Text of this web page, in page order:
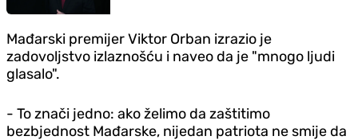
Mađarski premijer Viktor Orban izrazio je
zadovoljstvo izlaznošću i naveo da je "mnogo ljudi
glasalo".
- To znači jedno: ako želimo da zaštitimo
bezbjednost Mađarske, nijedan patriota ne smije da